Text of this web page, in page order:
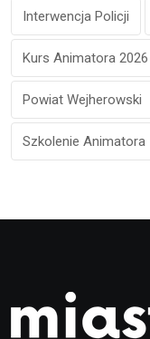
Interwencja Policji
Kurs Animatora 2026
Powiat Wejherowski
Szkolenie Animatora